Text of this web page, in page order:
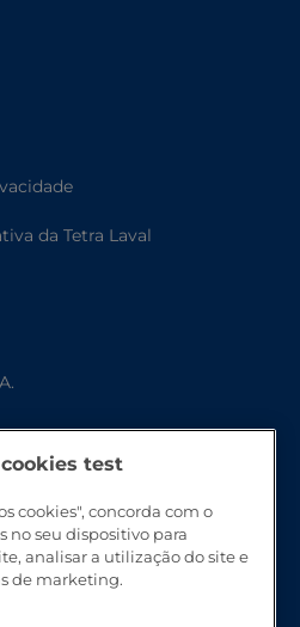
da Tetra Laval
test
cookies", concorda com o
no seu dispositivo para
analisar a utilização do site e
de marketing.